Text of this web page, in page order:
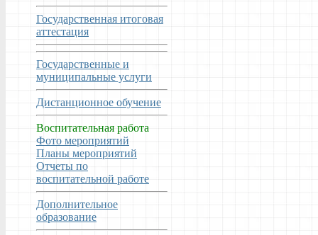
Государственная итоговая
аттестация
Государственные и
муниципальные услуги
Дистанционное обучение
Воспитательная работа
Фото мероприятий
Планы мероприятий
Отчеты по
воспитательной работе
Дополнительное
образование